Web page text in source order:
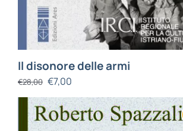
Il disonore delle armi
€28,00 €7,00